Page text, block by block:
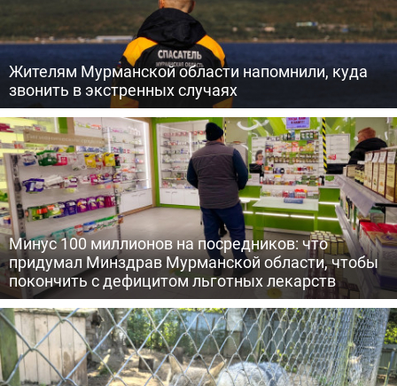
Жителям Мурманской области напомнили, куда
звонить в экстренных случаях
Минус 100 миллионов на посредников: что
придумал Минздрав Мурманской области, чтобы
покончить с дефицитом льготных лекарств